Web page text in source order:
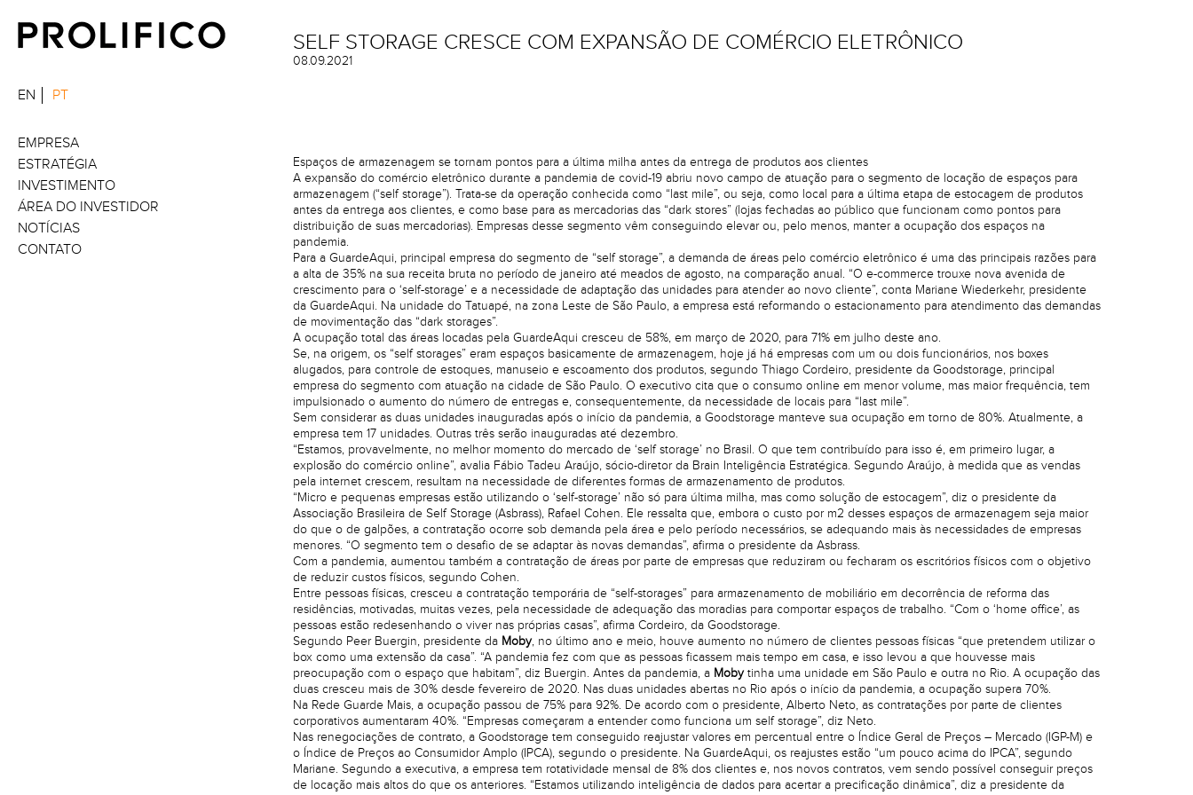
EN PT
EMPRESA
ESTRATÉGIA
INVESTIMENTO
ÁREA DO INVESTIDOR
NOTÍCIAS
CONTATO
SELF STORAGE CRESCE COM EXPANSÃO DE COMÉRCIO ELETRÔNICO
08.09.2021
Espaços de armazenagem se tornam pontos para a última milha antes da entrega de produtos aos clientes
A expansão do comércio eletrônico durante a pandemia de covid-19 abriu novo campo de atuação para o segmento de locação de espaços para
armazenagem (“self storage”). Trata-se da operação conhecida como “last mile”, ou seja, como local para a última etapa de estocagem de produtos
antes da entrega aos clientes, e como base para as mercadorias das “dark stores” (lojas fechadas ao público que funcionam como pontos para
distribuição de suas mercadorias). Empresas desse segmento vêm conseguindo elevar ou, pelo menos, manter a ocupação dos espaços na
pandemia.
Para a GuardeAqui, principal empresa do segmento de “self storage”, a demanda de áreas pelo comércio eletrônico é uma das principais razões para
a alta de 35% na sua receita bruta no período de janeiro até meados de agosto, na comparação anual. “O e-commerce trouxe nova avenida de
crescimento para o ‘self-storage’ e a necessidade de adaptação das unidades para atender ao novo cliente”, conta Mariane Wiederkehr, presidente
da GuardeAqui. Na unidade do Tatuapé, na zona Leste de São Paulo, a empresa está reformando o estacionamento para atendimento das demandas
de movimentação das “dark storages”.
A ocupação total das áreas locadas pela GuardeAqui cresceu de 58%, em março de 2020, para 71% em julho deste ano.
Se, na origem, os “self storages” eram espaços basicamente de armazenagem, hoje já há empresas com um ou dois funcionários, nos boxes
alugados, para controle de estoques, manuseio e escoamento dos produtos, segundo Thiago Cordeiro, presidente da Goodstorage, principal
empresa do segmento com atuação na cidade de São Paulo. O executivo cita que o consumo online em menor volume, mas maior frequência, tem
impulsionado o aumento do número de entregas e, consequentemente, da necessidade de locais para “last mile”.
Sem considerar as duas unidades inauguradas após o início da pandemia, a Goodstorage manteve sua ocupação em torno de 80%. Atualmente, a
empresa tem 17 unidades. Outras três serão inauguradas até dezembro.
“Estamos, provavelmente, no melhor momento do mercado de ‘self storage’ no Brasil. O que tem contribuído para isso é, em primeiro lugar, a
explosão do comércio online”, avalia Fábio Tadeu Araújo, sócio-diretor da Brain Inteligência Estratégica. Segundo Araújo, à medida que as vendas
pela internet crescem, resultam na necessidade de diferentes formas de armazenamento de produtos.
“Micro e pequenas empresas estão utilizando o ‘self-storage’ não só para última milha, mas como solução de estocagem”, diz o presidente da
Associação Brasileira de Self Storage (Asbrass), Rafael Cohen. Ele ressalta que, embora o custo por m2 desses espaços de armazenagem seja maior
do que o de galpões, a contratação ocorre sob demanda pela área e pelo período necessários, se adequando mais às necessidades de empresas
menores. “O segmento tem o desafio de se adaptar às novas demandas”, afirma o presidente da Asbrass.
Com a pandemia, aumentou também a contratação de áreas por parte de empresas que reduziram ou fecharam os escritórios físicos com o objetivo
de reduzir custos físicos, segundo Cohen.
Entre pessoas físicas, cresceu a contratação temporária de “self-storages” para armazenamento de mobiliário em decorrência de reforma das
residências, motivadas, muitas vezes, pela necessidade de adequação das moradias para comportar espaços de trabalho. “Com o ‘home office’, as
pessoas estão redesenhando o viver nas próprias casas”, afirma Cordeiro, da Goodstorage.
Segundo Peer Buergin, presidente da Moby, no último ano e meio, houve aumento no número de clientes pessoas físicas “que pretendem utilizar o
box como uma extensão da casa”. “A pandemia fez com que as pessoas ficassem mais tempo em casa, e isso levou a que houvesse mais
preocupação com o espaço que habitam”, diz Buergin. Antes da pandemia, a Mobytinha uma unidade em São Paulo e outra no Rio. A ocupação das
duas cresceu mais de 30% desde fevereiro de 2020. Nas duas unidades abertas no Rio após o início da pandemia, a ocupação supera 70%.
Na Rede Guarde Mais, a ocupação passou de 75% para 92%. De acordo com o presidente, Alberto Neto, as contratações por parte de clientes
corporativos aumentaram 40%. “Empresas começaram a entender como funciona um self storage”, diz Neto.
Nas renegociações de contrato, a Goodstorage tem conseguido reajustar valores em percentual entre o Índice Geral de Preços – Mercado (IGP-M) e
o Índice de Preços ao Consumidor Amplo (IPCA), segundo o presidente. Na GuardeAqui, os reajustes estão “um pouco acima do IPCA”, segundo
Mariane. Segundo a executiva, a empresa tem rotatividade mensal de 8% dos clientes e, nos novos contratos, vem sendo possível conseguir preços
de locação mais altos do que os anteriores. “Estamos utilizando inteligência de dados para acertar a precificação dinâmica”, diz a presidente da